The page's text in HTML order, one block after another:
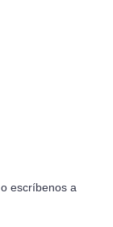
escríbenos a